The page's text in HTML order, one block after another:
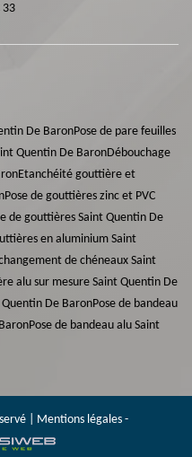
33
De BaronPose de pare feuilles
Quentin De BaronDébouchage
Etanchéité gouttière et
Pose de gouttières zinc et PVC
de gouttières Saint Quentin De
en aluminium Saint
de chéneaux Saint
alu sur mesure Saint Quentin De
De BaronPose de bandeau
Pose de bandeau alu Saint
| Mentions légales-